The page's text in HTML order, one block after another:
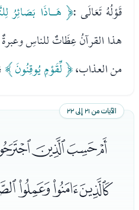
قَوْلُهُ تَعَالَى :﴿ هَـاذَا بَصَائِرُ
هذا القرآنُ عِظَاتٌ للناسِ
من العذاب،﴿ لِّقَوْمٍ يُوقِنُونَ ﴾
الآيات من ٢١ إلى ٢٢